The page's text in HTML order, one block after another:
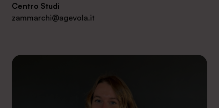
Centro Studi
zammarchi@agevola.it